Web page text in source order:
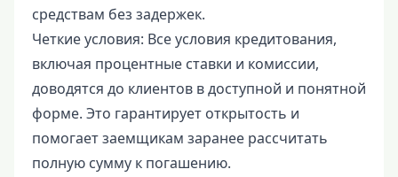
средствам без задержек.
Четкие условия: Все условия кредитования,
включая процентные ставки и комиссии,
доводятся до клиентов в доступной и понятной
форме. Это гарантирует открытость и
помогает заемщикам заранее рассчитать
полную сумму к погашению.